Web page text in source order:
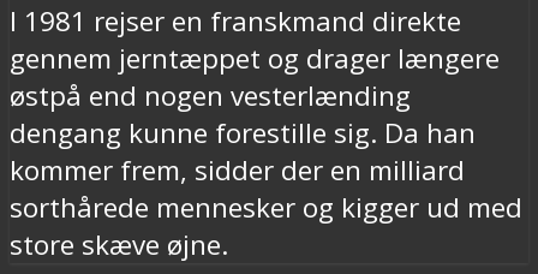
I 1981 rejser en franskmand direkte
gennem jerntæppet og drager længere
østpå end nogen vesterlænding
dengang kunne forestille sig. Da han
kommer frem, sidder der en milliard
sorthårede mennesker og kigger ud med
store skæve øjne.